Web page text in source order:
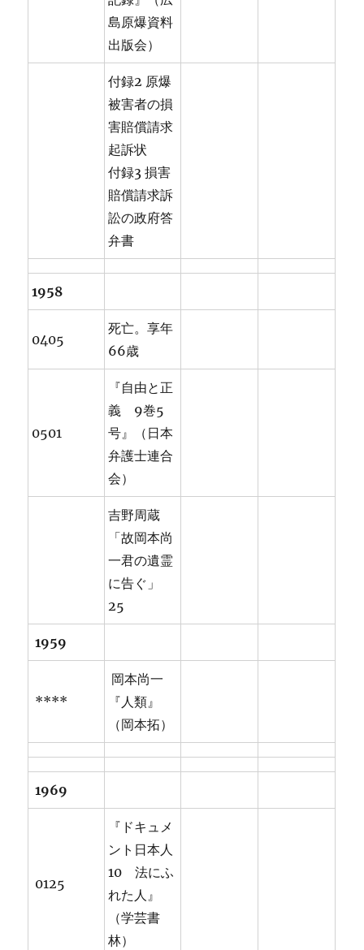
島原爆資料
出版会）
付録2 原爆
被害者の損
害賠償請求
起訴状
付録3 損害
賠償請求訴
訟の政府答
弁書
1958
0405
死亡。享年
66歳
0501
『自由と正
義 9巻5
号』（日本
弁護士連合
会）
吉野周蔵
「故岡本尚
一君の遺霊
に告ぐ」
25
1959
****
岡本尚一
『人類』
（岡本拓）
1969
0125
『ドキュメ
ント日本人
10 法にふ
れた人』
（学芸書
林）